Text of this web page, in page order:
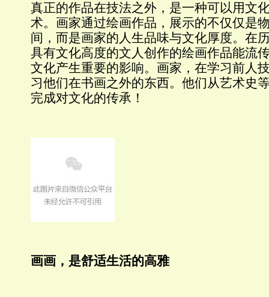
真正的作品在技法之外，是一种可以用文
术。画家通过绘画作品，展示的不仅仅是
间，而是画家的人生品味与文化厚度。在
具有文化高度的文人创作的绘画作品能流
文化产生重要的影响。画家，在学习前人
习他们在书画之外的东西。他们从艺术史
完成对文化的传承！
画画，是舒适生活的高雅